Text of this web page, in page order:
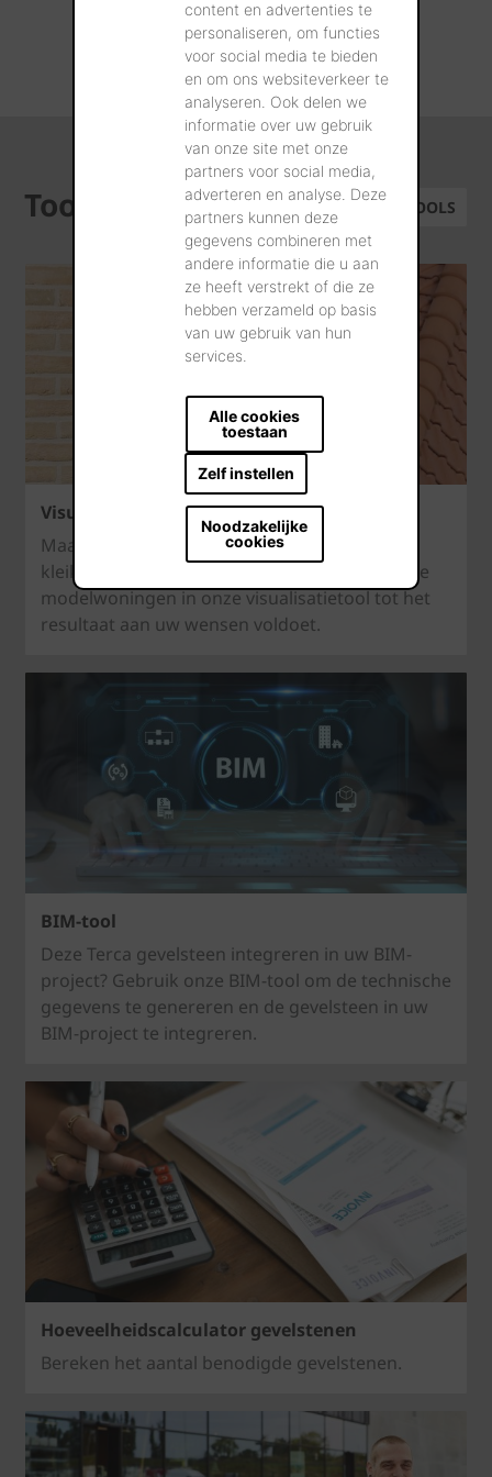
content en advertenties te
personaliseren, om functies
voor social media te bieden
en om ons websiteverkeer te
analyseren. Ook delen we
informatie over uw gebruik
van onze site met onze
partners voor social media,
adverteren en analyse. Deze
partners kunnen deze
gegevens combineren met
andere informatie die u aan
ze heeft verstrekt of die ze
hebben verzameld op basis
van uw gebruik van hun
services.
Alle cookies
toestaan
Zelf instellen
Noodzakelijke
cookies
ALLE REALISATIES
Tools ALLE TOOLS
Visualisatietool
Maak eindeloze combinaties van gevel-,
kleiklinker- en daktexturen op de verschillende
modelwoningen in onze visualisatietool tot het
resultaat aan uw wensen voldoet.
BIM-tool
Deze Terca gevelsteen integreren in uw BIM-
project? Gebruik onze BIM-tool om de technische
gegevens te genereren en de gevelsteen in uw
BIM-project te integreren.
Hoeveelheidscalculator gevelstenen
Bereken het aantal benodigde gevelstenen.